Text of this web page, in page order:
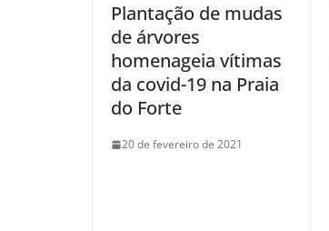
Plantação de mudas
de árvores
homenageia vítimas
da covid-19 na Praia
do Forte
20 de fevereiro de 2021